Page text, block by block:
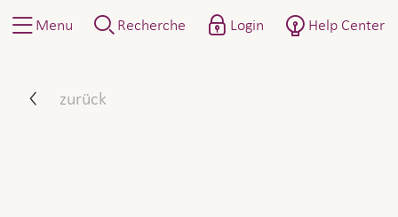
Menu Recherche Login Help Center
zurück